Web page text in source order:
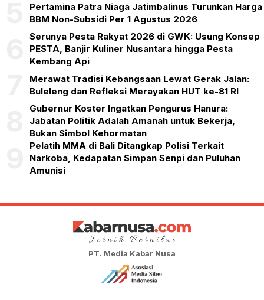
Pertamina Patra Niaga Jatimbalinus Turunkan Harga
BBM Non-Subsidi Per 1 Agustus 2026
Serunya Pesta Rakyat 2026 di GWK: Usung Konsep
PESTA, Banjir Kuliner Nusantara hingga Pesta
Kembang Api
Merawat Tradisi Kebangsaan Lewat Gerak Jalan:
Buleleng dan Refleksi Merayakan HUT ke-81 RI
Gubernur Koster Ingatkan Pengurus Hanura:
Jabatan Politik Adalah Amanah untuk Bekerja,
Bukan Simbol Kehormatan
Pelatih MMA di Bali Ditangkap Polisi Terkait
Narkoba, Kedapatan Simpan Senpi dan Puluhan
Amunisi
PT. Media Kabar Nusa